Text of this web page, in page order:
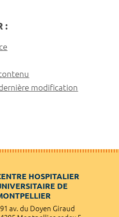
:
modification
HOSPITALIER
DE
av. du Doyen Giraud